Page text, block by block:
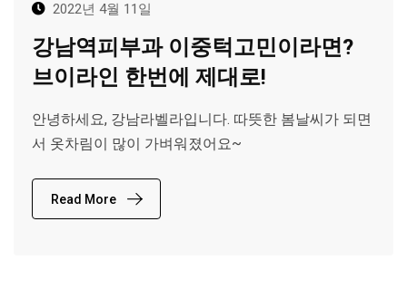
2022년 4월 11일
강남역피부과 이중턱고민이라면?
브이라인 한번에 제대로!
안녕하세요, 강남라벨라입니다. 따뜻한 봄날씨가 되면
서 옷차림이 많이 가벼워졌어요~
Read More